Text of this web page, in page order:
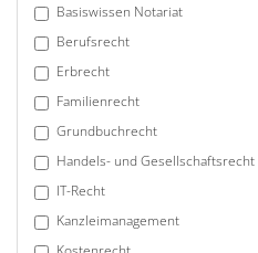
Basiswissen Notariat
Berufsrecht
Erbrecht
Familienrecht
Grundbuchrecht
Handels- und Gesellschaftsrecht
IT-Recht
Kanzleimanagement